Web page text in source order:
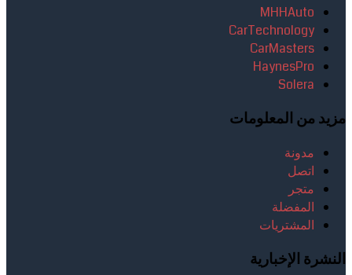
MHHAuto
CarTechnology
CarMasters
HaynesPro
Solera
مزيد من المعلومات
مدونة
اتصل
متجر
المفضلة
المشتريات
النشرة الإخبارية